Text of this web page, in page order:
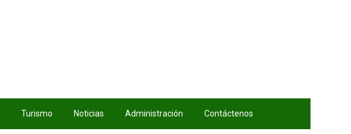
Turismo Noticias Administración Contáctenos